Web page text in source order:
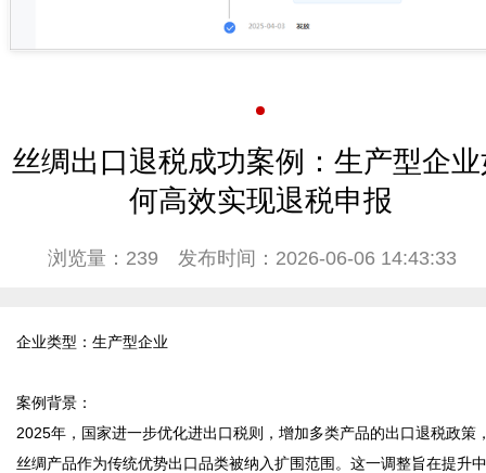
丝绸出口退税成功案例：生产型企
何高效实现退税申报
浏览量：239 发布时间：2026-06-06 14:43:33
企业类型：生产型企业
案例背景：
2025年，国家进一步优化进出口税则，增加多类产品的出口退税政策
丝绸产品作为传统优势出口品类被纳入扩围范围。这一调整旨在提升